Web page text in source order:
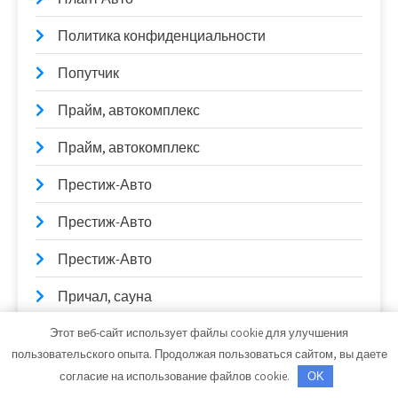
Политика конфиденциальности
Попутчик
Прайм, автокомплекс
Прайм, автокомплекс
Престиж-Авто
Престиж-Авто
Престиж-Авто
Причал, сауна
Профи-Сервис
Пузырьки, сауна
Этот веб-сайт использует файлы cookie для улучшения
пользовательского опыта. Продолжая пользоваться сайтом, вы даете
согласие на использование файлов cookie.
OK